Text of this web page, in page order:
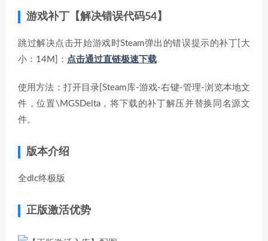
游戏补丁【解决错误代码54】
跳过解决点击开始游戏时Steam弹出的错误提示的补丁[大
小：14M]： 点击通过直链极速下载
使用方法：打开目录[Steam库-游戏-右键-管理-浏览本地文
件，位置\MGSDelta，将下载的补丁解压并替换同名源文
件。
版本介绍
全dlc终极版
正版激活优势